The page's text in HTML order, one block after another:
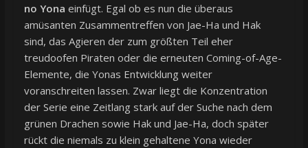
no Yona einfügt. Egal ob es nun die überaus
amüsanten Zusammentreffen von Jae-Ha und Hak
sind, das Agieren der zum größten Teil eher
treudoofen Piraten oder die erneuten Coming-of-Age-
Elemente, die Yonas Entwicklung weiter
voranschreiten lassen. Zwar liegt die Konzentration
der Serie eine Zeitlang stark auf der Suche nach dem
grünen Drachen sowie Hak und Jae-Ha, doch später
rückt die niemals zu klein gehaltene Yona wieder